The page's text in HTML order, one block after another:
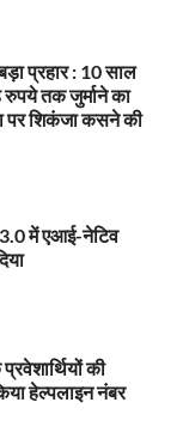
प्रहार : 10 साल
तक जुर्माने का
पर शिकंजा कसने की
में एआई-नेटिव
की
हेल्पलाइन नंबर